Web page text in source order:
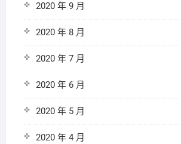
2020 年 9 月
2020 年 8 月
2020 年 7 月
2020 年 6 月
2020 年 5 月
2020 年 4 月